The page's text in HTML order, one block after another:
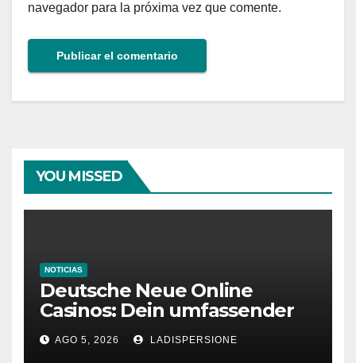
navegador para la próxima vez que comente.
YOU MISSED
NOTICIAS
Deutsche Neue Online
Casinos: Dein umfassender
Ratgeber für moderne
Glücksspielplattformen
AGO 5, 2026 LADISPERSIONE